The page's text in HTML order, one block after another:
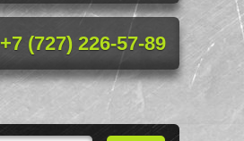
+7 (727) 226-57-89